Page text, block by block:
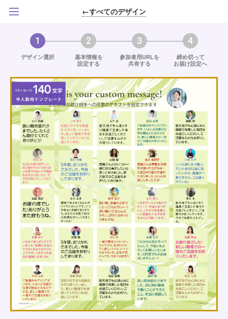
←すべてのデザイン
1
デザイン選択
2
基本情報を
設定する
3
参加者用URLを
共有する
4
締め切って
お届け設定へ